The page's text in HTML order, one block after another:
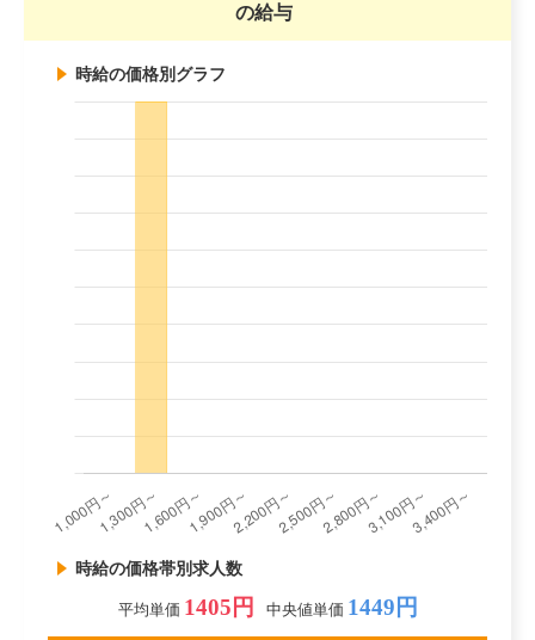
の給与
時給の価格別グラフ
時給の価格帯別求人数
平均単価 1405円 中央値単価 1449円